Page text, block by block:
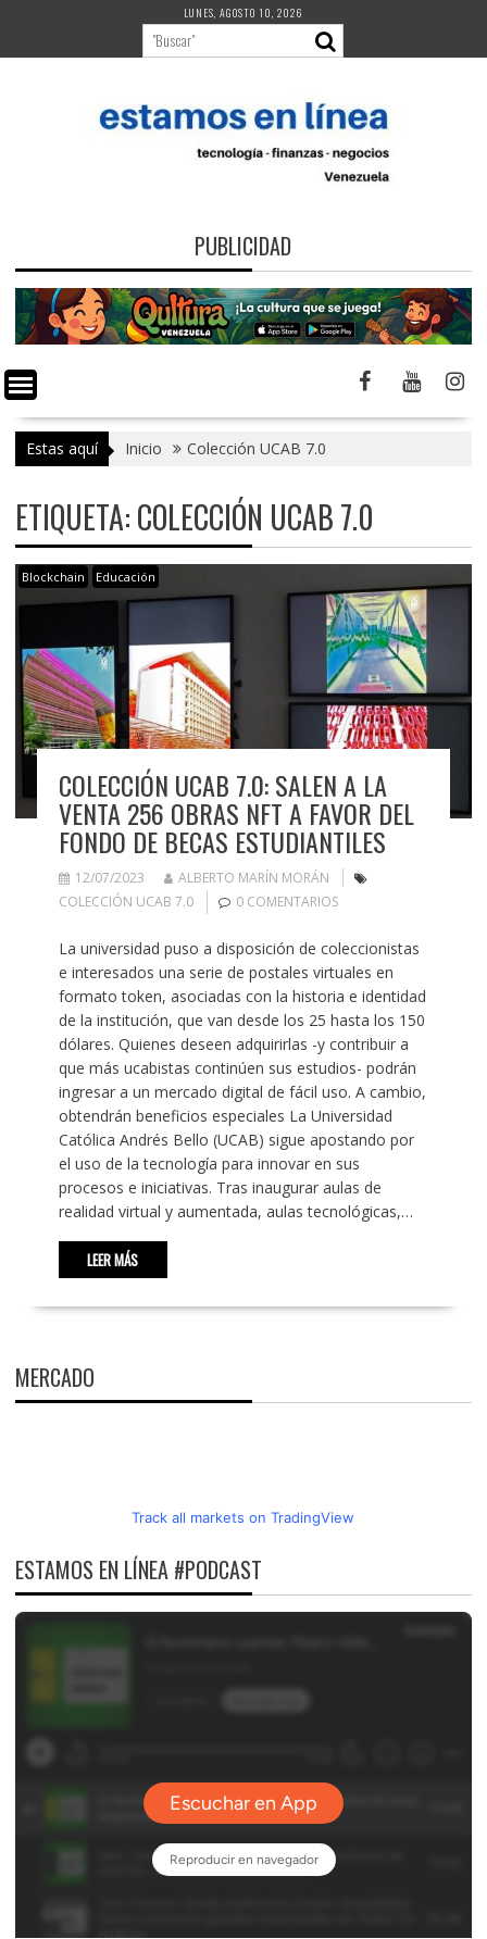
contenido
LUNES, AGOSTO 10, 2026
PUBLICIDAD
Estas aquí Inicio Colección UCAB 7.0
ETIQUETA:COLECCIÓN UCAB 7.0
Blockchain Educación
COLECCIÓN UCAB 7.0: SALEN A LA
VENTA 256 OBRAS NFT A FAVOR DEL
FONDO DE BECAS ESTUDIANTILES
12/07/2023
ALBERTO MARÍN MORÁN
COLECCIÓN UCAB 7.0
0 COMENTARIOS
La universidad puso a disposición de coleccionistas
e interesados una serie de postales virtuales en
formato token, asociadas con la historia e identidad
de la institución, que van desde los 25 hasta los 150
dólares. Quienes deseen adquirirlas -y contribuir a
que más ucabistas continúen sus estudios- podrán
ingresar a un mercado digital de fácil uso. A cambio,
obtendrán beneficios especiales La Universidad
Católica Andrés Bello (UCAB) sigue apostando por
el uso de la tecnología para innovar en sus
procesos e iniciativas. Tras inaugurar aulas de
realidad virtual y aumentada, aulas tecnológicas,…
LEER MÁS
MERCADO
Track all markets on TradingView
ESTAMOS EN LÍNEA #PODCAST